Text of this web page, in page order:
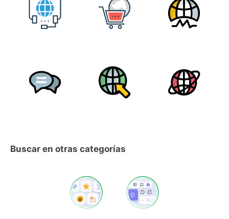
Buscar en otras categorías